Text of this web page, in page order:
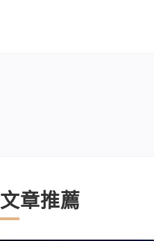
章推薦